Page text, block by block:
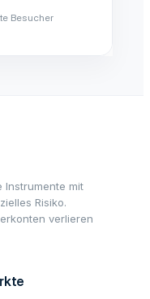
Besucher
Instrumente mit
Risiko.
verlieren